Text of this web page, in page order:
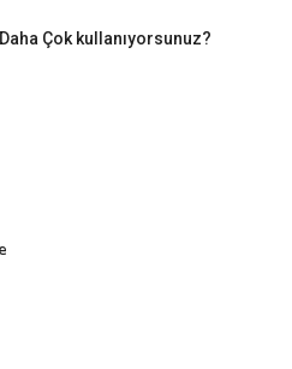
Çok kullanıyorsunuz?